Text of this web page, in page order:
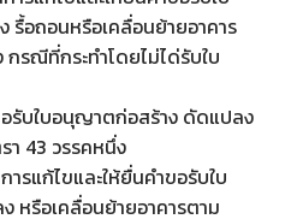
อถอนหรือเคลื่อนย้ายอาคาร
รณีที่กระทำโดยไม่ได่รับใบ
อรับใบอนุญาตก่อสร้าง ดัดแปลง
า 43 วรรคหนึ่ง
ารแก้ไขและให้ยื่นคำขอรับใบ
หรือเคลื่อนย้ายอาคารตาม